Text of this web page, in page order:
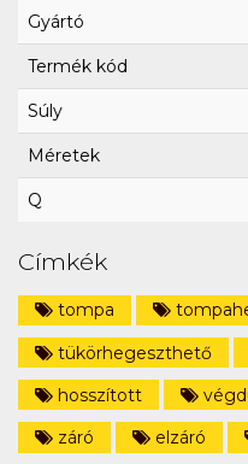
Gyártó
Termék kód
Súly
Méretek
Q
Címkék
tompa
tükörhegeszthető
hosszított
záró
elzáró